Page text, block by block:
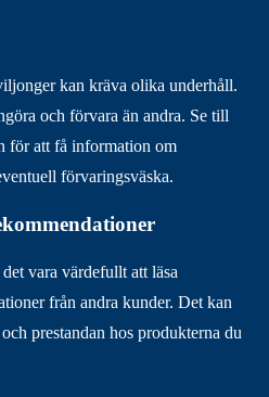
kan kräva olika underhåll.
och förvara än andra. Se till
för att få information om
förvaringsväska.
vara värdefullt att läsa
från andra kunder. Det kan
prestandan hos produkterna du